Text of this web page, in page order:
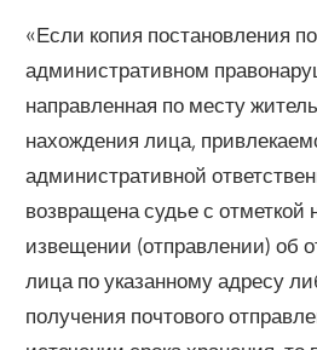
«Если копия постановления
административном
направленная по месту
нахождения лица,
административной
возвращена судье с отметкой
извещении (отправлении) об
лица по указанному адресу
получения почтового